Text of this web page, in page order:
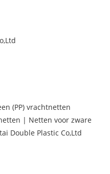
(PP) vrachtnetten
| Netten voor zware
Double Plastic Co,Ltd